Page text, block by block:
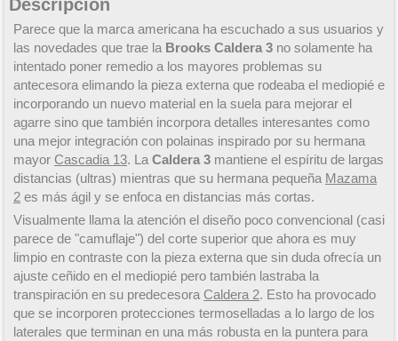
Descripción
Parece que la marca americana ha escuchado a sus usuarios y
las novedades que trae la Brooks Caldera 3 no solamente ha
intentado poner remedio a los mayores problemas su
antecesora elimando la pieza externa que rodeaba el mediopié e
incorporando un nuevo material en la suela para mejorar el
agarre sino que también incorpora detalles interesantes como
una mejor integración con polainas inspirado por su hermana
mayor Cascadia 13. La Caldera 3 mantiene el espíritu de largas
distancias (ultras) mientras que su hermana pequeña Mazama
2 es más ágil y se enfoca en distancias más cortas.
Visualmente llama la atención el diseño poco convencional (casi
parece de "camuflaje") del corte superior que ahora es muy
limpio en contraste con la pieza externa que sin duda ofrecía un
ajuste ceñido en el mediopié pero también lastraba la
transpiración en su predecesora Caldera 2. Esto ha provocado
que se incorporen protecciones termoselladas a lo largo de los
laterales que terminan en una más robusta en la puntera para